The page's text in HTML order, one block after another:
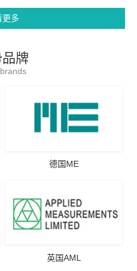
更多
牌
德国ME
英国AML